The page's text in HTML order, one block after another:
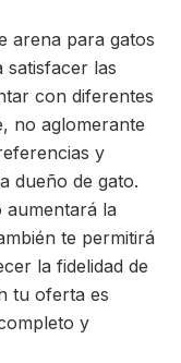
arena para gatos
las
con diferentes
no aglomerante
y
dueño de gato.
aumentará la
te permitirá
la fidelidad de
tu oferta es
y